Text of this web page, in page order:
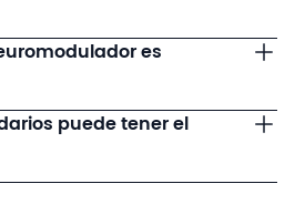
es
puede tener el